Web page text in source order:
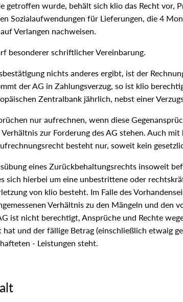
getroffen wurde, behält sich klio das Recht vor,
Sozialaufwendungen für Lieferungen, die 4
Verlangen nachweisen.
besonderer schriftlicher Vereinbarung.
nichts anderes ergibt, ist der
der AG in Zahlungsverzug, so ist klio
Zentralbank jährlich, nebst einer
nur aufrechnen, wenn diese
zur Forderung des AG stehen. Auch
besteht nur, soweit kein
eines Zurückbehaltungsrechts insoweit
sich hierbei um eine unbestrittene oder
von klio besteht. Im Falle des
Verhältnis zu den Mängeln und den
ist nicht berechtigt, Ansprüche und Rechte
und der fällige Betrag (einschließlich etwaig
- Leistungen steht.